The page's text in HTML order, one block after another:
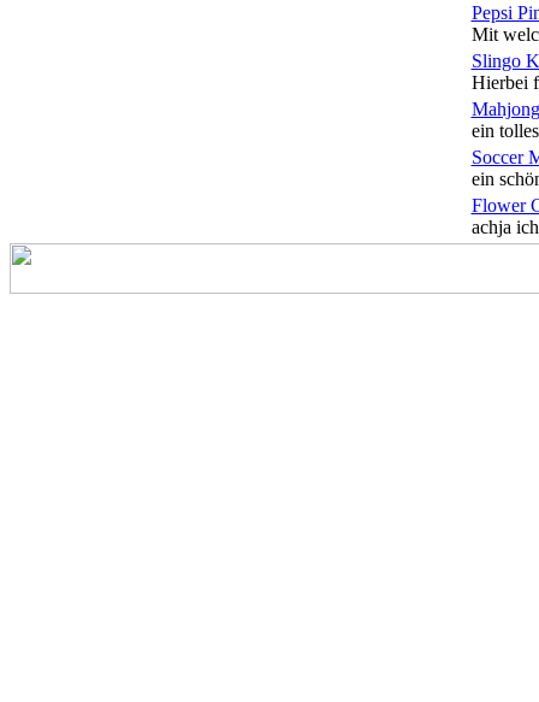
Pepsi
Mit
Slingo
Hierbei
ein
Soccer
ein
Flower
achja